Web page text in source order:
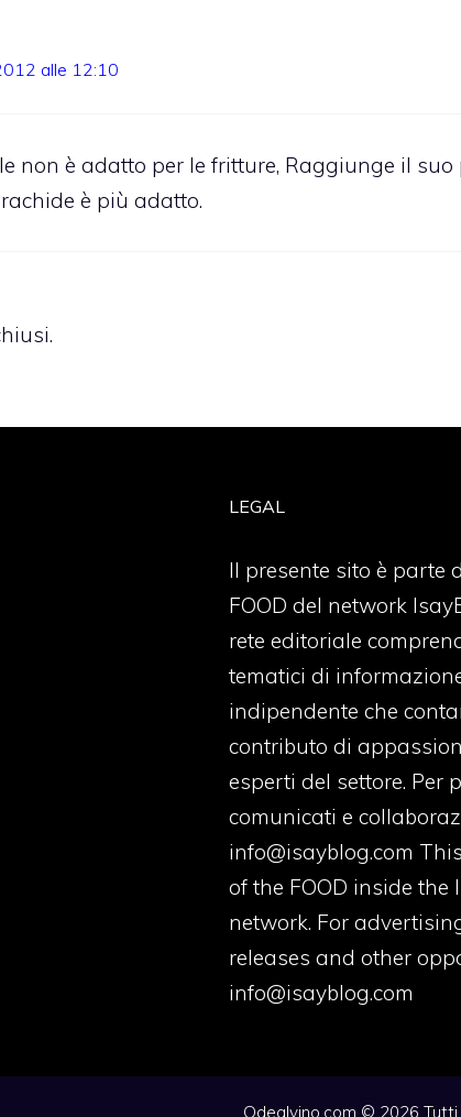
alle 12:10
non è adatto per le fritture, Raggiunge il
è più adatto.
LEGAL
Il presente sito è parte
FOOD del network
rete editoriale
tematici di
indipendente che
contributo di
esperti del settore. Per
comunicati e
info@isayblog.com
of the FOOD inside the
network. For
releases and other
info@isayblog.com
Odealvino.com © 2026